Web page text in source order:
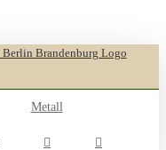
Metall